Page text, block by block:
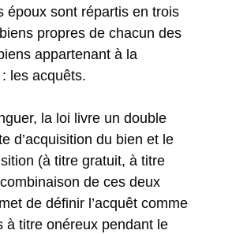
époux sont répartis en trois
propres de chacun des
appartenant à la
les acquêts.
la loi livre un double
d’acquisition du bien et le
(à titre gratuit, à titre
de ces deux
de définir l’acquêt comme
à titre onéreux pendant le